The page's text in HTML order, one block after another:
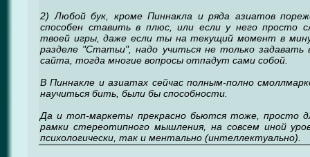
2) Любой бук, кроме Пиннакла и ряда азиатов
способен ставить в плюс, или если у него просто
твоей игры, даже если ты на текущий момент в
разделе "Статьи", надо учиться не только
сайта, тогда многие вопросы отпадут сами собой.
В Пиннакле и азиатах сейчас полным-полно
научиться бить, были бы способности.
Да и топ-маркеты прекрасно бьются тоже, просто
рамки стереотипного мышления, на совсем иной
психологически, так и ментально (интеллектуально).